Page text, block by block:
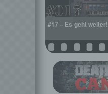
#17 – Es geht weiter!